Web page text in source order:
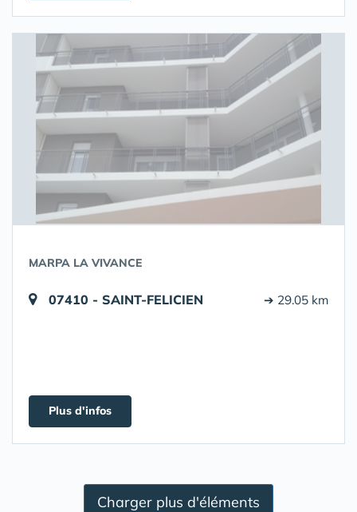
MARPA LA VIVANCE
07410 - SAINT-FELICIEN ➔ 29.05 km
Plus d'infos
Charger plus d'éléments